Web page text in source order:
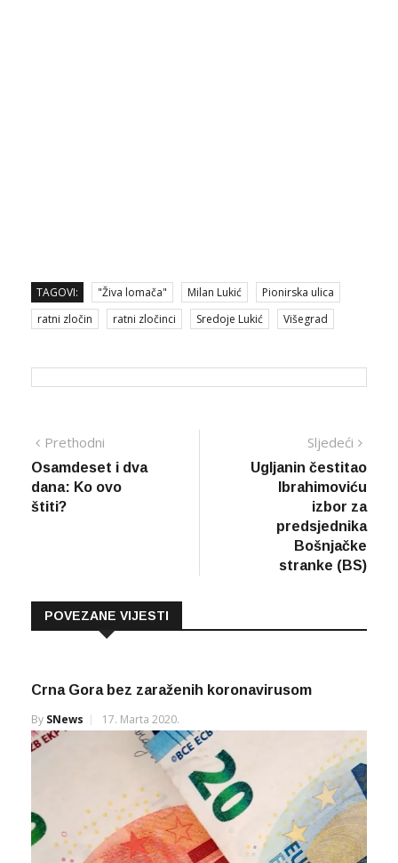
TAGOVI: "Živa lomača" Milan Lukić
Pionirska ulica
ratni zločin
ratni zločinci Sredoje Lukić Višegrad
Navigacija
članaka
Prethodni
vijest
Osamdeset i dva
dana: Ko ovo
štiti?
Sljedeći
Ugljanin čestitao
Ibrahimoviću
izbor za
predsjednika
Bošnjačke
stranke (BS)
POVEZANE VIJESTI
Crna Gora bez zaraženih koronavirusom
By SNews 17. Marta 2020.